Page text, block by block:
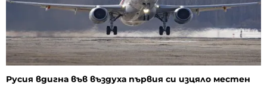
Русия вдигна във въздуха първия си изцяло местен